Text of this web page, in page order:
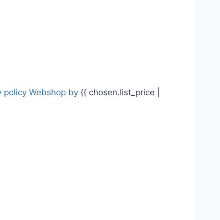
policy Webshop by {{ chosen.list_price |